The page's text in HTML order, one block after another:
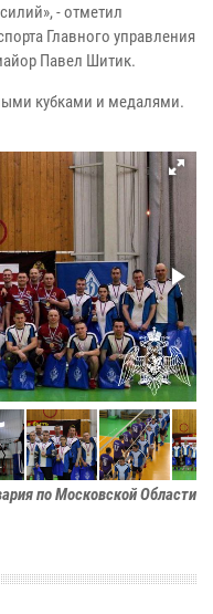
- отметил
Главного управления
Павел Шитик.
кубками и медалями.
по Московской Области